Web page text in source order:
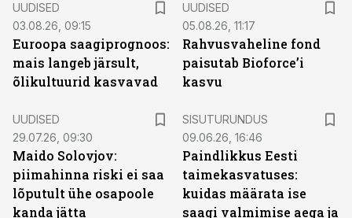
UUDISED
03.08.26, 09:15
Euroopa saagiprognoos:
mais langeb järsult,
õlikultuurid kasvavad
UUDISED
05.08.26, 11:17
Rahvusvaheline fond
paisutab Bioforce’i
kasvu
UUDISED
29.07.26, 09:30
Maido Solovjov:
piimahinna riski ei saa
lõputult ühe osapoole
kanda jätta
SISUTURUNDUS
09.06.26, 16:46
Paindlikkus Eesti
taimekasvatuses:
kuidas määrata ise
saagi valmimise aega ja